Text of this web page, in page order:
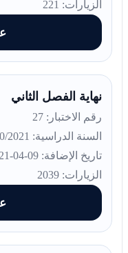
الزيارات: 221
نهاية الفصل الثاني
رقم الاختبار: 27
السنة الدراسية: 2020/2021
تاريخ الإضافة: 09-04-2021
الزيارات: 2039